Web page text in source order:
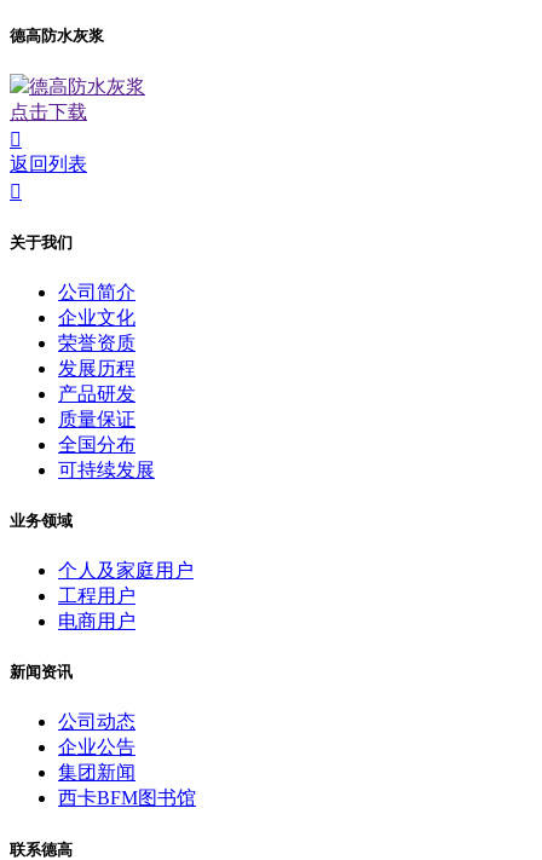
德高防水灰浆
德高防水灰浆
点击下载

返回列表

关于我们
公司简介
企业文化
荣誉资质
发展历程
产品研发
质量保证
全国分布
可持续发展
业务领域
个人及家庭用户
工程用户
电商用户
新闻资讯
公司动态
企业公告
集团新闻
西卡BFM图书馆
联系德高